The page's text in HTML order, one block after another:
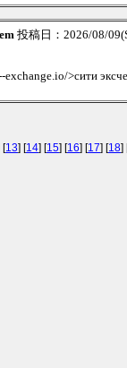
投稿日：2026/08/
>сити
[13] [14] [15] [16] [17] [18]